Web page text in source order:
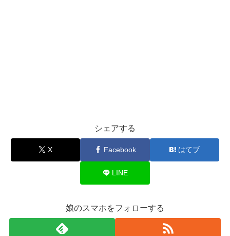
シェアする
X Facebook はてブ
LINE
娘のスマホをフォローする